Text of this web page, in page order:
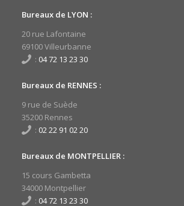
Bureaux de LYON :
20 rue Lafontaine
69100 Villeurbanne
: 04 72 13 23 30
Bureaux de RENNES :
9 rue de Suède
35200 Rennes
: 02 22 91 02 20
Bureaux de MONTPELLIER :
15 cours Gambetta
34000 Montpellier
: 04 72 13 23 30